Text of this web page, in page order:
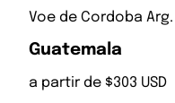
Voe de Cordoba Arg.
Guatemala
a partir de $303 USD